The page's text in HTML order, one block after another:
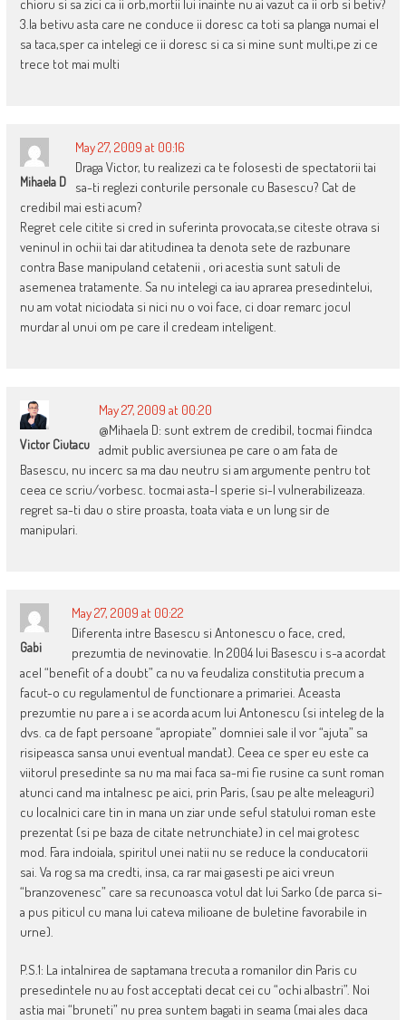
chioru si sa zici ca ii orb,mortii lui inainte nu ai vazut ca ii orb si betiv?
3.la betivu asta care ne conduce ii doresc ca toti sa planga numai el
sa taca,sper ca intelegi ce ii doresc si ca si mine sunt multi,pe zi ce
trece tot mai multi
Mihaela D
May 27, 2009 at 00:16
Draga Victor, tu realizezi ca te folosesti de spectatorii tai
sa-ti reglezi conturile personale cu Basescu? Cat de
credibil mai esti acum?
Regret cele citite si cred in suferinta provocata,se citeste otrava si
veninul in ochii tai dar atitudinea ta denota sete de razbunare
contra Base manipuland cetatenii , ori acestia sunt satuli de
asemenea tratamente. Sa nu intelegi ca iau aprarea presedintelui,
nu am votat niciodata si nici nu o voi face, ci doar remarc jocul
murdar al unui om pe care il credeam inteligent.
Victor Ciutacu
May 27, 2009 at 00:20
@Mihaela D: sunt extrem de credibil, tocmai fiindca
admit public aversiunea pe care o am fata de
Basescu, nu incerc sa ma dau neutru si am argumente pentru tot
ceea ce scriu/vorbesc. tocmai asta-l sperie si-l vulnerabilizeaza.
regret sa-ti dau o stire proasta, toata viata e un lung sir de
manipulari.
Gabi
May 27, 2009 at 00:22
Diferenta intre Basescu si Antonescu o face, cred,
prezumtia de nevinovatie. In 2004 lui Basescu i s-a acordat
acel “benefit of a doubt” ca nu va feudaliza constitutia precum a
facut-o cu regulamentul de functionare a primariei. Aceasta
prezumtie nu pare a i se acorda acum lui Antonescu (si inteleg de la
dvs. ca de fapt persoane “apropiate” domniei sale il vor “ajuta” sa
risipeasca sansa unui eventual mandat). Ceea ce sper eu este ca
viitorul presedinte sa nu ma mai faca sa-mi fie rusine ca sunt roman
atunci cand ma intalnesc pe aici, prin Paris, (sau pe alte meleaguri)
cu localnici care tin in mana un ziar unde seful statului roman este
prezentat (si pe baza de citate netrunchiate) in cel mai grotesc
mod. Fara indoiala, spiritul unei natii nu se reduce la conducatorii
sai. Va rog sa ma credti, insa, ca rar mai gasesti pe aici vreun
“branzovenesc” care sa recunoasca votul dat lui Sarko (de parca si-
a pus piticul cu mana lui cateva milioane de buletine favorabile in
urne).
P.S.1: La intalnirea de saptamana trecuta a romanilor din Paris cu
presedintele nu au fost acceptati decat cei cu “ochi albastri”. Noi
astia mai “bruneti” nu prea suntem bagati in seama (mai ales daca